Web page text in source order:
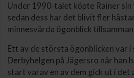
Under 1990-talet köpte Rainer
sedan dess har det blivit fler
minnesvärda ögonblick
Ett av de största ögonblicken var i
Derbyhelgen på Jägersro när han
start varav en av dem gick ut i det